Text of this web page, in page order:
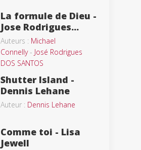
La formule de Dieu -
Jose Rodrigues...
Auteurs : Michael
Connelly- José Rodrigues
DOS SANTOS
Shutter Island -
Dennis Lehane
Auteur : Dennis Lehane
Comme toi - Lisa
Jewell